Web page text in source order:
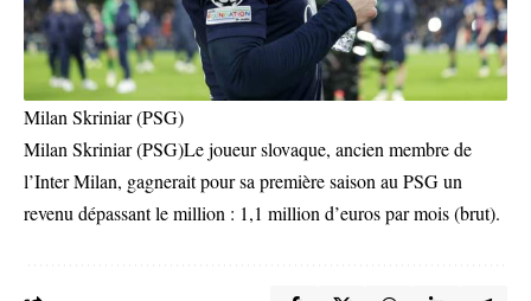
Milan Skriniar (PSG)
Milan Skriniar (PSG)Le joueur slovaque, ancien membre de
l’Inter Milan, gagnerait pour sa première saison au PSG un
revenu dépassant le million : 1,1 million d’euros par mois (brut).